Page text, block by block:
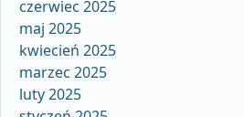
czerwiec 2025
maj 2025
kwiecień 2025
marzec 2025
luty 2025